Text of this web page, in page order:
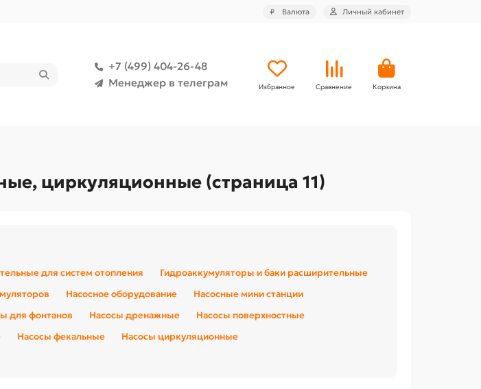
₽ Валюта Личный кабинет
+7 (499) 404-26-48
Менеджер в телеграм
Избранное Сравнение Корзина
циркуляционные (страница 11)
для систем отопления
Гидроаккумуляторы и баки расширительные
Насосное оборудование
Насосные мини станции
для фонтанов Насосы дренажные
Насосы поверхностные
Насосы фекальные
Насосы циркуляционные